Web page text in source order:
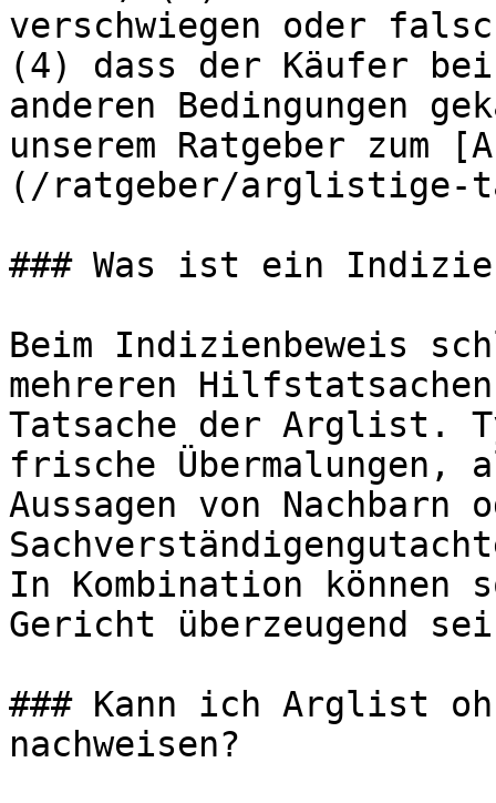
verschwiegen oder
(4) dass der Käufer
anderen Bedingungen
unserem Ratgeber zum
(/ratgeber/arglistige-
### Was ist ein
Beim Indizienbeweis
mehreren
Tatsache der Arglist.
frische Übermalungen,
Aussagen von
In Kombination
Gericht überzeugend
### Kann ich Arglist
nachweisen?